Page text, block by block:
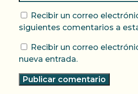
Recibir un correo
siguientes comentarios a
Recibir un correo
nueva entrada.